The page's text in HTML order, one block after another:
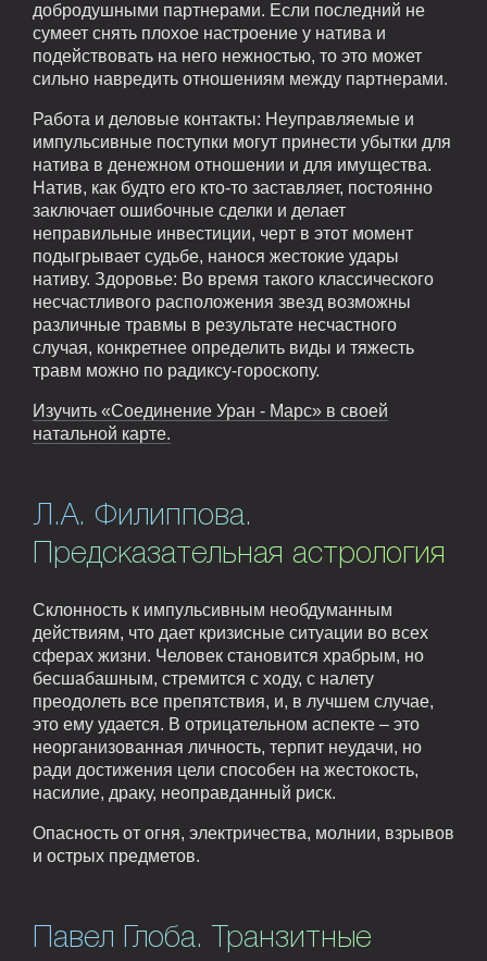
добродушными партнерами. Если последний не
сумеет снять плохое настроение у натива и
подействовать на него нежностью, то это может
сильно навредить отношениям между партнерами.
Работа и деловые контакты: Неуправляемые и
импульсивные поступки могут принести убытки для
натива в денежном отношении и для имущества.
Натив, как будто его кто-то заставляет, постоянно
заключает ошибочные сделки и делает
неправильные инвестиции, черт в этот момент
подыгрывает судьбе, нанося жестокие удары
нативу. Здоровье: Во время такого классического
несчастливого расположения звезд возможны
различные травмы в результате несчастного
случая, конкретнее определить виды и тяжесть
травм можно по радиксу-гороскопу.
Изучить «Соединение Уран - Марс» в своей
натальной карте.
Л.А. Филиппова.
Предсказательная астрология
Склонность к импульсивным необдуманным
действиям, что дает кризисные ситуации во всех
сферах жизни. Человек становится храбрым, но
бесшабашным, стремится с ходу, с налету
преодолеть все препятствия, и, в лучшем случае,
это ему удается. В отрицательном аспекте – это
неорганизованная личность, терпит неудачи, но
ради достижения цели способен на жестокость,
насилие, драку, неоправданный риск.
Опасность от огня, электричества, молнии, взрывов
и острых предметов.
Павел Глоба. Транзитные